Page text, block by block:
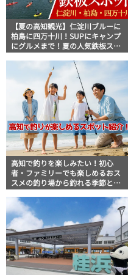
【夏の高知観光】仁淀川ブルーに
柏島に四万十川！SUPにキャンプ
にグルメまで！夏の人気鉄板スポ
高知で釣りを楽しみたい！初心
者・ファミリーでも楽しめるおス
スメの釣り場から釣れる季節と魚